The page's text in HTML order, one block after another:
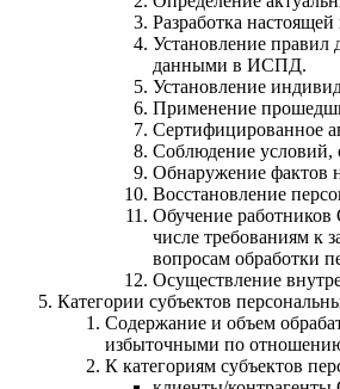
Разработка
Установление
данными в ИСПД.
Установление
Применение
Сертифицированное
Соблюдение условий,
Обнаружение фактов
Восстановление
Обучение
числе требованиям к
вопросам обработки
Осуществление
Категории субъектов
Содержание и объем
избыточными по
К категориям субъектов